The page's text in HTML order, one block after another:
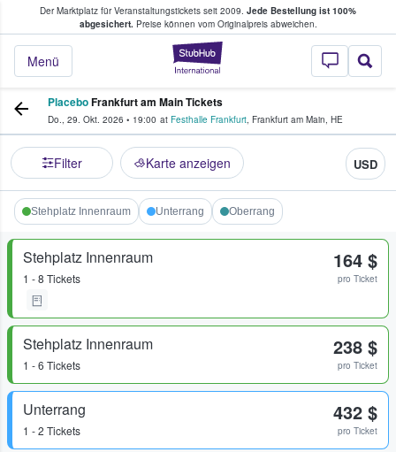
Der Marktplatz für Veranstaltungstickets seit 2009. Jede Bestellung ist 100%
abgesichert.Preise können vom Originalpreis abweichen.
StubHub - Wo
Menü
Tickets kaufen & verkaufen
PlaceboFrankfurt am Main Tickets
Do., 29. Okt. 2026 • 19:00 at Festhalle Frankfurt, Frankfurt am Main, HE
Filter Karte anzeigen USD
Stehplatz Innenraum Unterrang Oberrang
Stehplatz Innenraum
1 - 8 Tickets
164 $
pro Ticket
Stehplatz Innenraum
1 - 6 Tickets
238 $
pro Ticket
Unterrang
1 - 2 Tickets
432 $
pro Ticket